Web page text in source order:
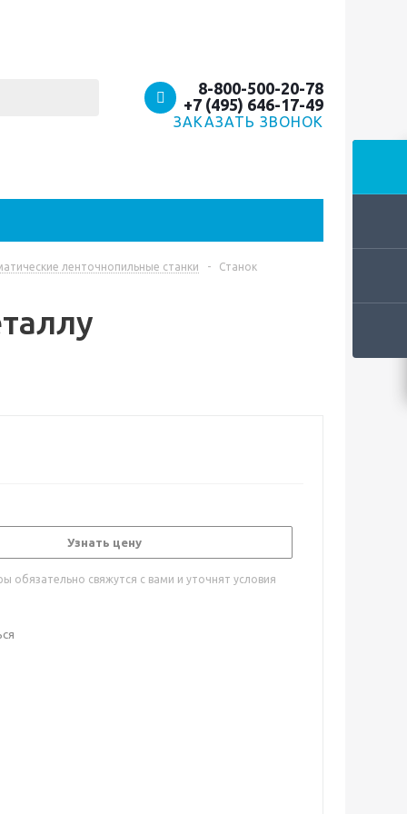
8-800-500-20-78
+7 (495) 646-17-49
ЗАКАЗАТЬ ЗВОНОК
ленточнопильные станки -
Станок
Узнать цену
обязательно свяжутся с вами и уточнят условия